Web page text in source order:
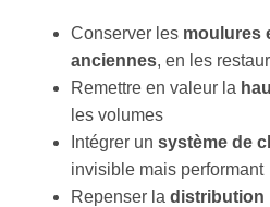
Conserver les moulures
anciennes, en les
Remettre en valeur la
les volumes
Intégrer un système de
invisible mais performant
Repenser la distribution